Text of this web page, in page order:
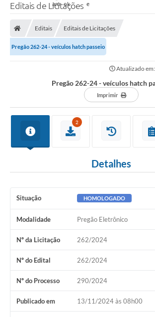
Editais de Licitações
Editais Editais de Licitações
Pregão 262-24 - veículos hatch passeio
Atualizado
Pregão 262-24 - veículos hatch
Imprimir
2
Detalhes
Situação HOMOLOGADO
Modalidade Pregão Eletrônico
Nº da Licitação 262/2024
Nº do Edital 262/2024
Nº do Processo 290/2024
Publicado em 13/11/2024 às 08h00